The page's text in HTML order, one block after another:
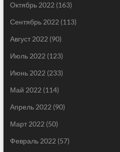
Октябрь 2022 (163)
Сентябрь 2022 (113)
Август 2022 (90)
Июль 2022 (123)
Июнь 2022 (233)
Май 2022 (114)
Апрель 2022 (90)
Март 2022 (50)
Февраль 2022 (57)